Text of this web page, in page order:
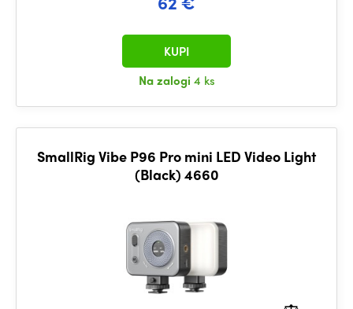
Na zalogi 4 ks
KUPI
SmallRig Vibe P96 Pro mini LED Video Light
(Black) 4660